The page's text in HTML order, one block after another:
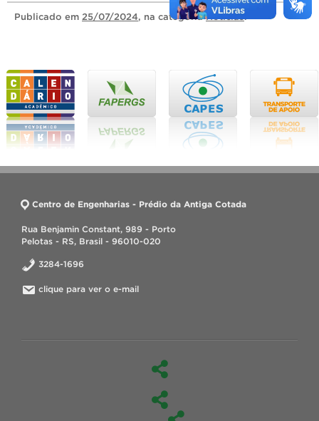
Publicado em 25/07/2024, na categoriaNotícias
Centro de Engenharias - Prédio da Antiga Cotada
Rua Benjamin Constant, 989 - Porto
Pelotas - RS, Brasil - 96010-020
3284-1696
clique para ver o e-mail